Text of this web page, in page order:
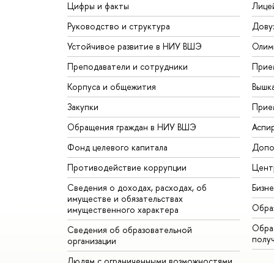
Цифры и факты
Руководство и структура
Устойчивое развитие в НИУ ВШЭ
Преподаватели и сотрудники
Корпуса и общежития
Закупки
Обращения граждан в НИУ ВШЭ
Фонд целевого капитала
Противодействие коррупции
Сведения о доходах, расходах, об
имуществе и обязательствах
имущественного характера
Сведения об образовательной
организации